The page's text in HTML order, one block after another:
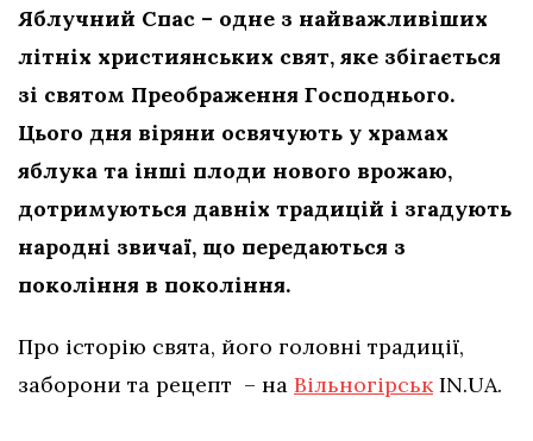
Яблучний Спас – одне з найважливіших
літніх християнських свят, яке збігається
зі святом Преображення Господнього.
Цього дня віряни освячують у храмах
яблука та інші плоди нового врожаю,
дотримуються давніх традицій і згадують
народні звичаї, що передаються з
покоління в покоління.
Про історію свята, його головні традиції,
заборони та рецепт – на ВільногірськIN.UA.